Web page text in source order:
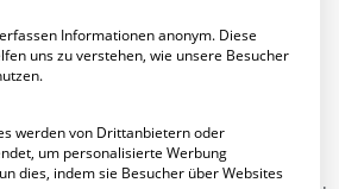
ist als persönliches
und bietet Zugriff auf alle
ist es möglich, jederzeit
Kontakt zu bleiben, Aufgaben
den Überblick über den aktuellen
Informationen anonym. Diese
uns zu verstehen, wie unsere Besucher
werden von Drittanbietern oder
um personalisierte Werbung
dies, indem sie Besucher über Websites